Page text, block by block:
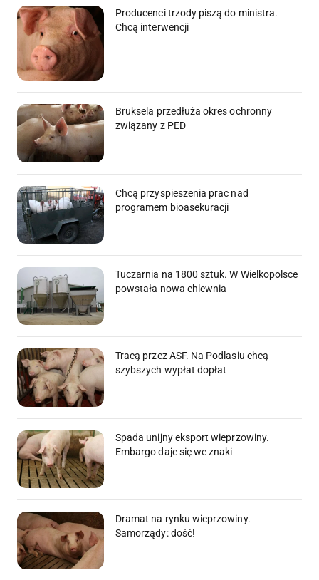
Producenci trzody piszą do ministra.
Chcą interwencji
Bruksela przedłuża okres ochronny
związany z PED
Chcą przyspieszenia prac nad
programem bioasekuracji
Tuczarnia na 1800 sztuk. W Wielkopolsce
powstała nowa chlewnia
Tracą przez ASF. Na Podlasiu chcą
szybszych wypłat dopłat
Spada unijny eksport wieprzowiny.
Embargo daje się we znaki
Dramat na rynku wieprzowiny.
Samorządy: dość!